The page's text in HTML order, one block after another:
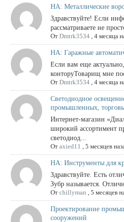
НА: Металлические
Здравствуйте! Если
рассматриваете не
От Dmtrk3534, 4 месяца
НА: Гаражные
Если вам еще
конторуТоварищ мне
От Dmtrk3534, 4 месяца
Светодиодное
промышленных,
Интернет-магазин
широкий ассортимент
светодиод...
От axied11 , 5 месяцев
НА: Инструменты для
Здравствуйте. Есть
Зубр называется.
От chillyman , 5 месяцев
Проектирование
сооружений